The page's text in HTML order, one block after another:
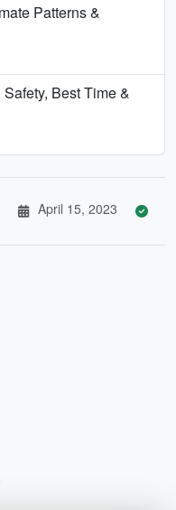
Patterns &
Best Time &
April 15, 2023